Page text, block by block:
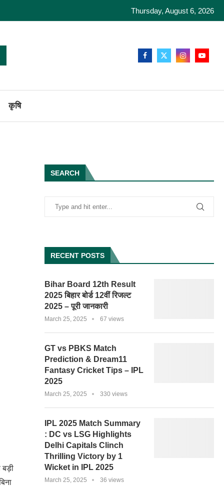
Thursday, August 6, 2026
कृषि
बड़ी
SEARCH
RECENT POSTS
Bihar Board 12th Result
2025 बिहार बोर्ड 12वीं रिजल्ट
2025 – पूरी जानकारी
March 25, 2025 67 views
GT vs PBKS Match
Prediction & Dream11
Fantasy Cricket Tips – IPL
2025
March 25, 2025 330 views
IPL 2025 Match Summary
: DC vs LSG Highlights
Delhi Capitals Clinch
Thrilling Victory by 1
Wicket in IPL 2025
March 25, 2025 36 views